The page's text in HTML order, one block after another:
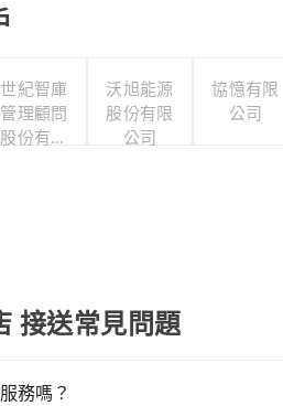
世紀智庫
管理顧問
股份有限
沃旭能源
股份有限
公司
協憶有限
公司
接送常見問題
務嗎？